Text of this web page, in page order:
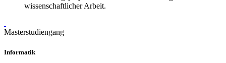
wissenschaftlicher Arbeit.
Masterstudiengang
Informatik